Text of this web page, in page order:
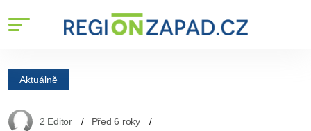
Aktuálně
2 Editor Před 6 roky